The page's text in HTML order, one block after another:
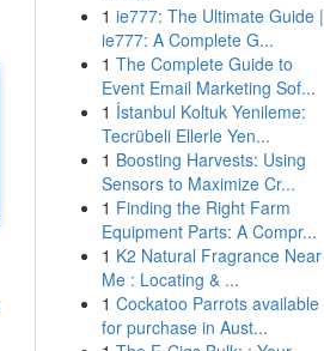
1 ie777: The Ultimate Guide |
ie777: A Complete G...
1 The Complete Guide to
Event Email Marketing Sof...
1 İstanbul Koltuk Yenileme:
Tecrübeli Ellerle Yen...
1 Boosting Harvests: Using
Sensors to Maximize Cr...
1 Finding the Right Farm
Equipment Parts: A Compr...
1 K2 Natural Fragrance Near
Me : Locating & ...
1 Cockatoo Parrots available
for purchase in Aust...